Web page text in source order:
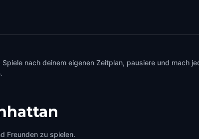
nach deinem eigenen Zeitplan, pausiere und mach
Freunden zu spielen.